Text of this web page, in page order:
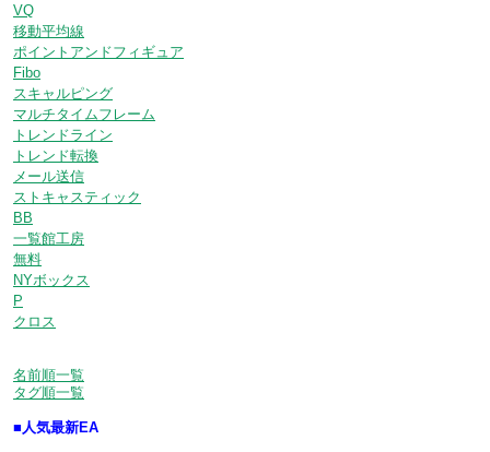
VQ
移動平均線
ポイントアンドフィギュア
Fibo
スキャルピング
マルチタイムフレーム
トレンドライン
トレンド転換
メール送信
ストキャスティック
BB
一覧館工房
無料
NYボックス
P
クロス
名前順一覧
タグ順一覧
■人気最新EA